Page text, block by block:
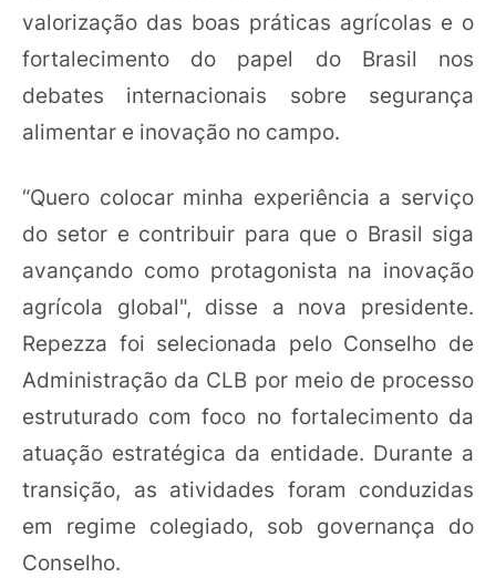
valorização das boas práticas agrícolas e o
fortalecimento do papel do Brasil nos
debates internacionais sobre segurança
alimentar e inovação no campo.
“Quero colocar minha experiência a serviço
do setor e contribuir para que o Brasil siga
avançando como protagonista na inovação
agrícola global", disse a nova presidente.
Repezza foi selecionada pelo Conselho de
Administração da CLB por meio de processo
estruturado com foco no fortalecimento da
atuação estratégica da entidade. Durante a
transição, as atividades foram conduzidas
em regime colegiado, sob governança do
Conselho.